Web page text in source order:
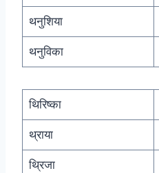
थनुशिया
थनुविका
थिरिष्का
थ्राया
थ्रिजा